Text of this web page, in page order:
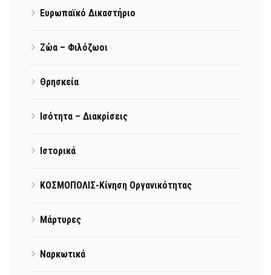
Ευρωπαϊκό Δικαστήριο
Ζώα – Φιλόζωοι
Θρησκεία
Ισότητα – Διακρίσεις
Ιστορικά
ΚΟΣΜΟΠΟΛΙΣ-Κίνηση Οργανικότητας
Μάρτυρες
Ναρκωτικά